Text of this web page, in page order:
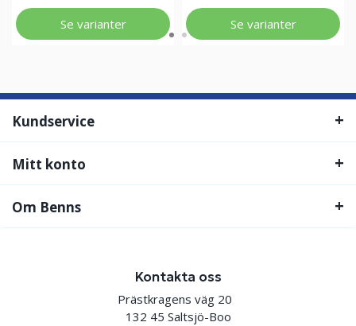
Se varianter Se varianter
Kundservice
Mitt konto
Om Benns
Kontakta oss
Prästkragens väg 20
132 45 Saltsjö-Boo